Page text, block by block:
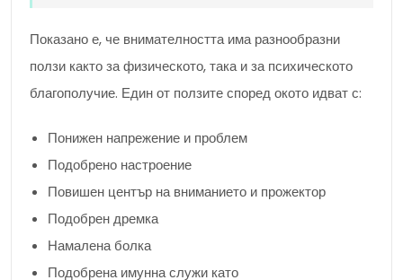
Показано е, че внимателността има разнообразни
ползи както за физическото, така и за психическото
благополучие. Един от ползите според окото идват с:
Понижен напрежение и проблем
Подобрено настроение
Повишен център на вниманието и прожектор
Подобрен дремка
Намалена болка
Подобрена имунна служи като